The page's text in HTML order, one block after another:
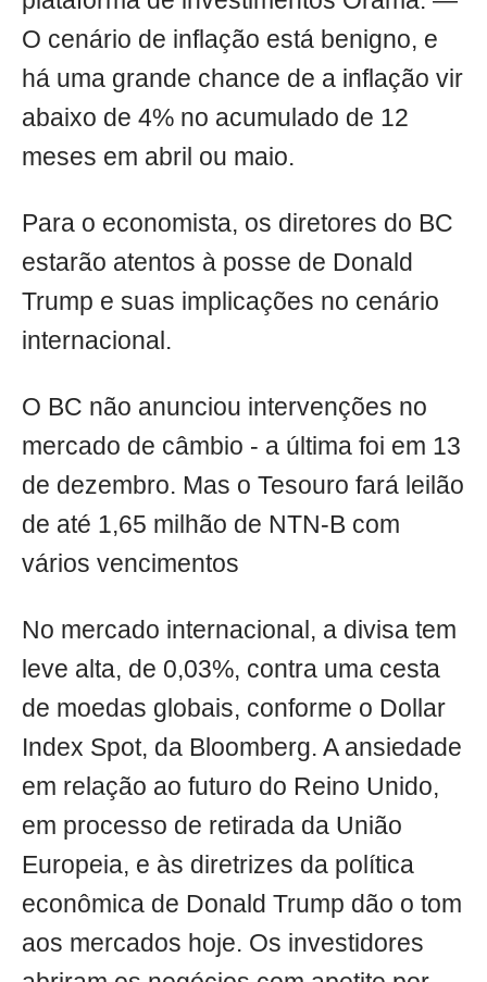
O cenário de inflação está benigno, e
há uma grande chance de a inflação vir
abaixo de 4% no acumulado de 12
meses em abril ou maio.
Para o economista, os diretores do BC
estarão atentos à posse de Donald
Trump e suas implicações no cenário
internacional.
O BC não anunciou intervenções no
mercado de câmbio - a última foi em 13
de dezembro. Mas o Tesouro fará leilão
de até 1,65 milhão de NTN-B com
vários vencimentos
No mercado internacional, a divisa tem
leve alta, de 0,03%, contra uma cesta
de moedas globais, conforme o Dollar
Index Spot, da Bloomberg. A ansiedade
em relação ao futuro do Reino Unido,
em processo de retirada da União
Europeia, e às diretrizes da política
econômica de Donald Trump dão o tom
aos mercados hoje. Os investidores